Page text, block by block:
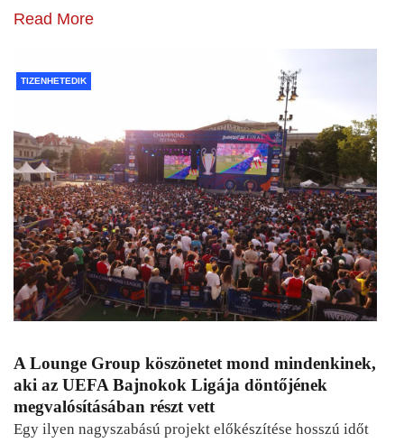
Read More
TIZENHETEDIK
A Lounge Group köszönetet mond mindenkinek,
aki az UEFA Bajnokok Ligája döntőjének
megvalósításában részt vett
Egy ilyen nagyszabású projekt előkészítése hosszú időt